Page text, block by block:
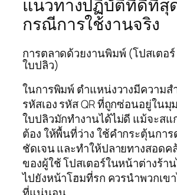
แนวทางปฏิบัติที่ดีที่สุ
กรณีการใช้งานจริง
การตลาดด้วยงานพิมพ์ (โปสเตอ
ใบปลิว)
ในการพิมพ์ ตำแหน่งวางมีความ
รหัสเอง รหัส QR ที่ถูกซ่อนอยู่ใน
ใบปลิวมักทำงานได้ไม่ดี แม้จะสแ
ต้อง ให้พื้นที่ว่าง ใช้คำกระตุ้นกา
ชัดเจน และทำให้ปลายทางสอดค
ของผู้ใช้ โปสเตอร์ในหน้าต่างร้า
ไปยังหน้าโฮมที่รก ควรนำพวกเข